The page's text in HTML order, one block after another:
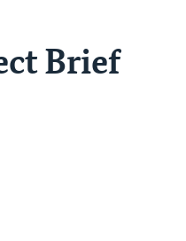
Brief